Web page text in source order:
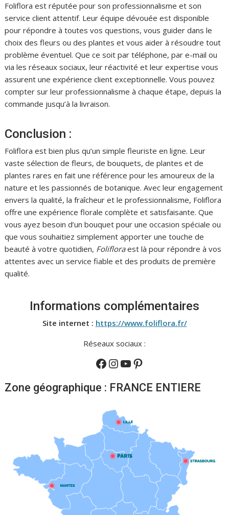
Foliflora est réputée pour son professionnalisme et son
service client attentif. Leur équipe dévouée est disponible
pour répondre à toutes vos questions, vous guider dans le
choix des fleurs ou des plantes et vous aider à résoudre tout
problème éventuel. Que ce soit par téléphone, par e-mail ou
via les réseaux sociaux, leur réactivité et leur expertise vous
assurent une expérience client exceptionnelle. Vous pouvez
compter sur leur professionnalisme à chaque étape, depuis la
commande jusqu’à la livraison.
Conclusion :
Foliflora est bien plus qu’un simple fleuriste en ligne. Leur
vaste sélection de fleurs, de bouquets, de plantes et de
plantes rares en fait une référence pour les amoureux de la
nature et les passionnés de botanique. Avec leur engagement
envers la qualité, la fraîcheur et le professionnalisme, Foliflora
offre une expérience florale complète et satisfaisante. Que
vous ayez besoin d’un bouquet pour une occasion spéciale ou
que vous souhaitiez simplement apporter une touche de
beauté à votre quotidien, Folifloraest là pour répondre à vos
attentes avec un service fiable et des produits de première
qualité.
Informations complémentaires
Site internet : https://www.foliflora.fr/
Réseaux sociaux :
Facebook InstagramYouTube Pinterest
Zone géographique : FRANCE ENTIERE